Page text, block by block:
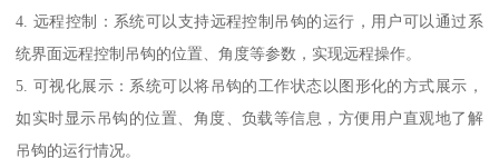
4. 远程控制：系统可以支持远程控制吊钩的运行，用户可以通过系
统界面远程控制吊钩的位置、角度等参数，实现远程操作。
5. 可视化展示：系统可以将吊钩的工作状态以图形化的方式展示，
如实时显示吊钩的位置、角度、负载等信息，方便用户直观地了解
吊钩的运行情况。